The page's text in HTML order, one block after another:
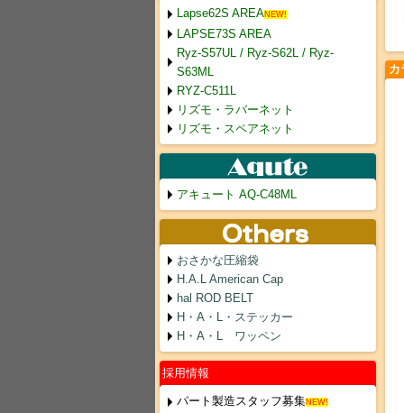
カ
Lapse62S AREANEW!
LAPSE73S AREA
Ryz-S57UL / Ryz-S62L / Ryz-
S63ML
RYZ-C511L
リズモ・ラバーネット
リズモ・スペアネット
アキュート AQ-C48ML
おさかな圧縮袋
H.A.L American Cap
hal ROD BELT
H・A・L・ステッカー
H・A・L ワッペン
採用情報
パート製造スタッフ募集NEW!